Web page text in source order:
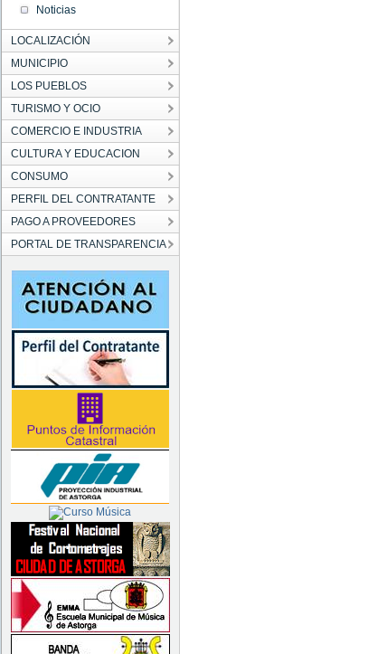
Noticias
LOCALIZACIÓN
MUNICIPIO
LOS PUEBLOS
TURISMO Y OCIO
COMERCIO E INDUSTRIA
CULTURA Y EDUCACION
CONSUMO
PERFIL DEL CONTRATANTE
PAGO A PROVEEDORES
PORTAL DE TRANSPARENCIA